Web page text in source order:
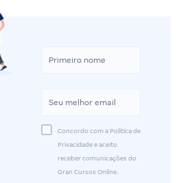
Concordo com a Política de
Privacidade e aceito
receber comunicações do
Gran Cursos Online.